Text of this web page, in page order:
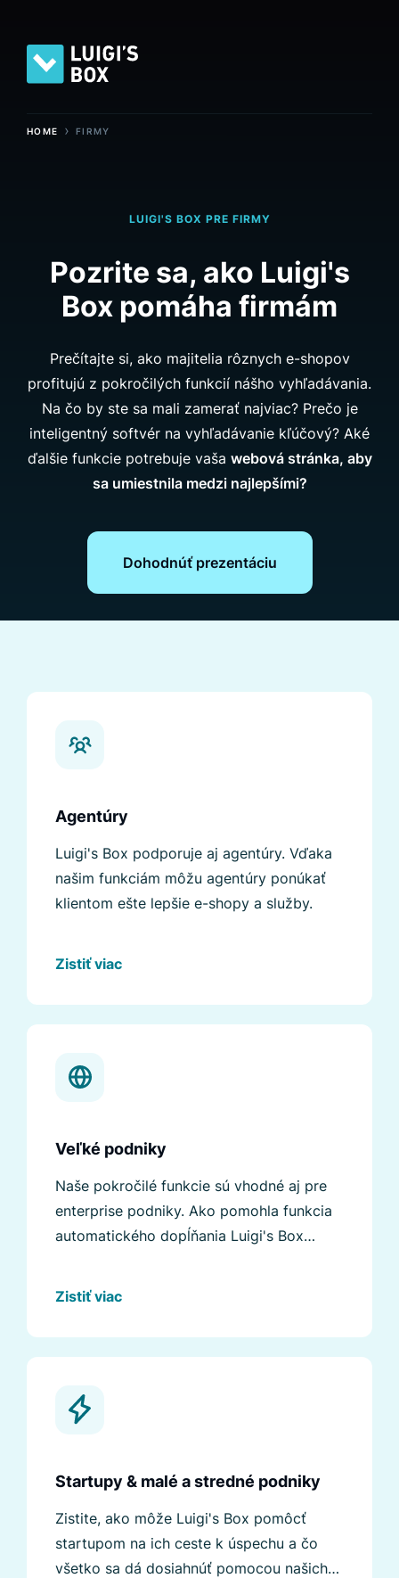
HOME ›FIRMY
LUIGI'S BOX PRE FIRMY
Pozrite sa, ako Luigi's
Box pomáha firmám
Prečítajte si, ako majitelia rôznych e-shopov
profitujú z pokročilých funkcií nášho vyhľadávania.
Na čo by ste sa mali zamerať najviac? Prečo je
inteligentný softvér na vyhľadávanie kľúčový? Aké
ďalšie funkcie potrebuje vaša webová stránka, aby
sa umiestnila medzi najlepšími?
Dohodnúť prezentáciu
Agentúry
Luigi's Box podporuje aj agentúry. Vďaka
našim funkciám môžu agentúry ponúkať
klientom ešte lepšie e-shopy a služby.
Zistiť viac
Veľké podniky
Naše pokročilé funkcie sú vhodné aj pre
enterprise podniky. Ako pomohla funkcia
automatického dopĺňania Luigi's Box
operátorov na Slovensku?
Zistiť viac
Startupy & malé a stredné podniky
Zistite, ako môže Luigi's Box pomôcť
startupom na ich ceste k úspechu a čo
všetko sa dá dosiahnúť pomocou našich